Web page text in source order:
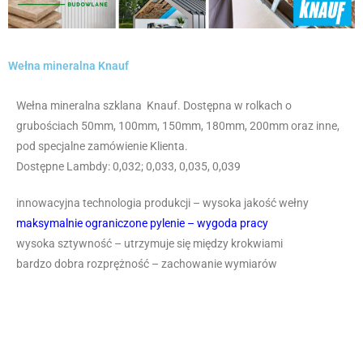
Wełna mineralna Knauf
Wełna mineralna szklana Knauf. Dostępna w rolkach o
grubościach 50mm, 100mm, 150mm, 180mm, 200mm oraz inne,
pod specjalne zamówienie Klienta.
Dostępne Lambdy: 0,032; 0,033, 0,035, 0,039
innowacyjna technologia produkcji – wysoka jakość wełny
maksymalnie ograniczone pylenie – wygoda pracy
wysoka sztywność – utrzymuje się między krokwiami
bardzo dobra rozprężność – zachowanie wymiarów